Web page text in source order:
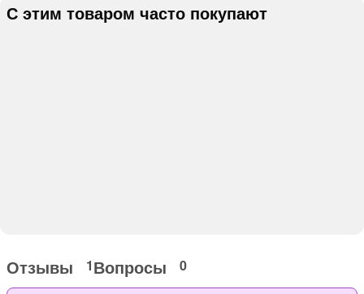
С этим товаром часто покупают
Отзывы 1Вопросы 0